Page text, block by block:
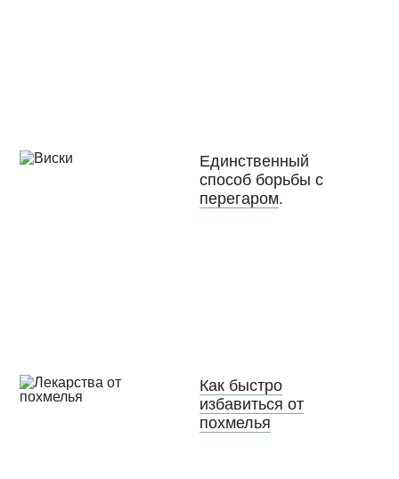
Единственный
способ борьбы с
перегаром.
Как быстро
избавиться от
похмелья